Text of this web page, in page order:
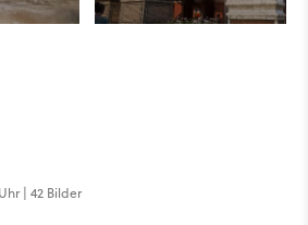
Uhr | 42 Bilder